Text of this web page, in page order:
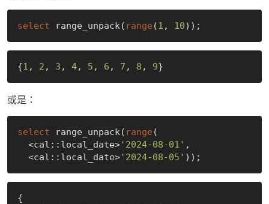
select range_unpack( range (1 , 10
{1 , 2 , 3 , 4, 5 , 6 , 7 , 8 , 9
或是：
select range_unpack( range (
  <cal::local_date>
'2024-08-01' ,
  <cal::local_date>
'2024-08-05'
{